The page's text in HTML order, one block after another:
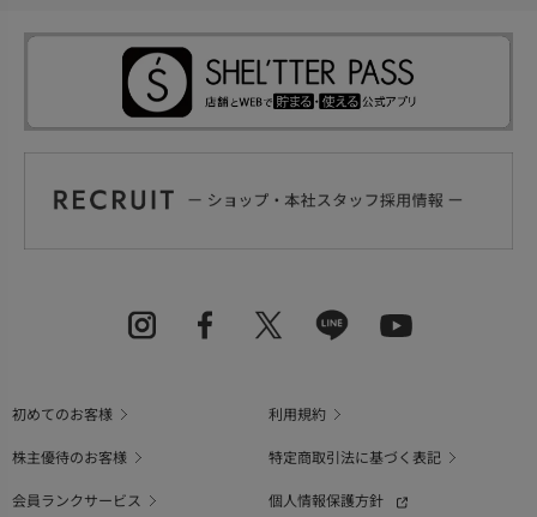
初めてのお客様
利用規約
株主優待のお客様
特定商取引法に基づく表記
会員ランクサービス
個人情報保護方針